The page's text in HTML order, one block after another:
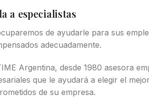
a especialistas
de ayudarle para sus
adecuadamente.
Argentina, desde 1980 asesora
que le ayudará a elegir el
de su empresa.